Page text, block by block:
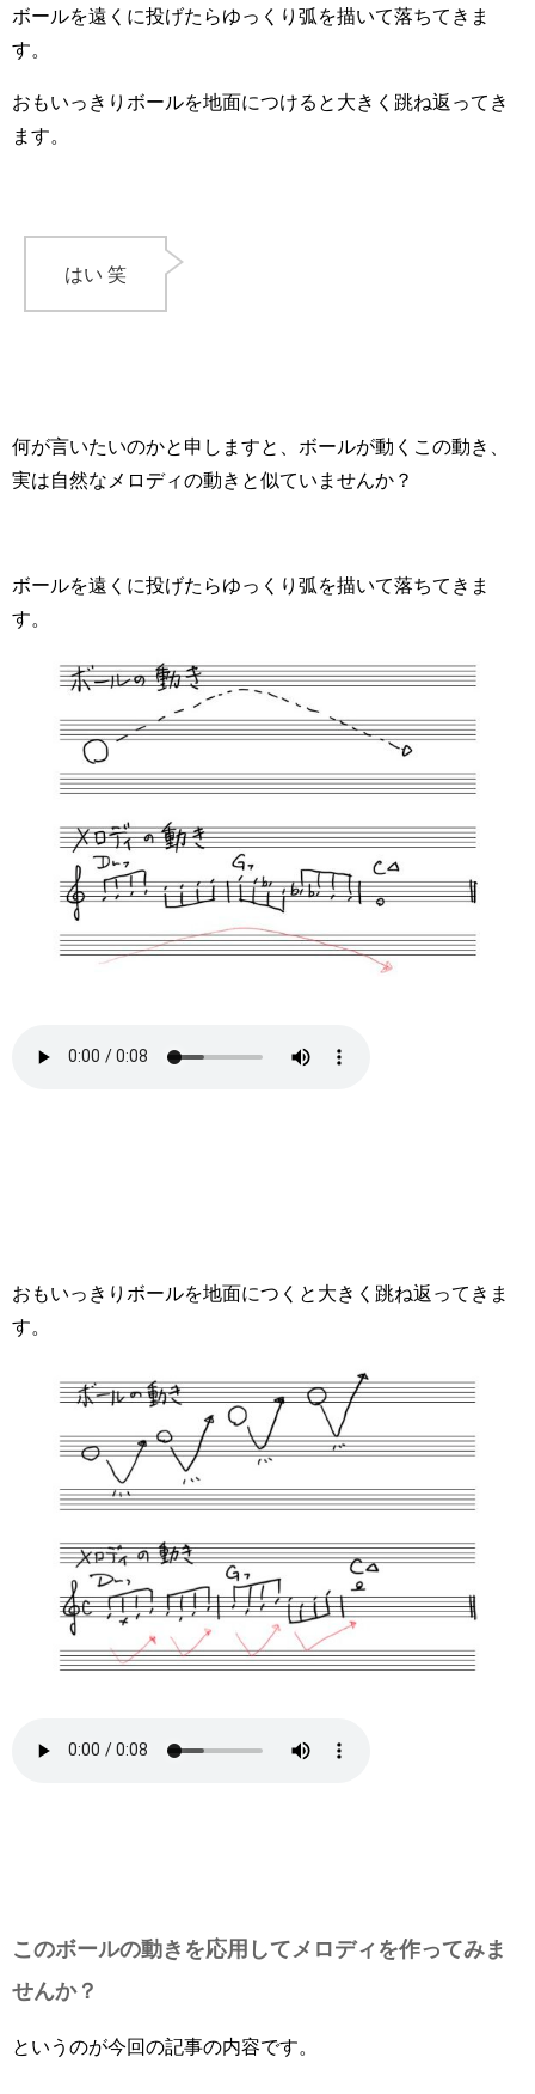
ボールを遠くに投げたらゆっくり弧を描いて落ちてきま
す。
おもいっきりボールを地面につけると大きく跳ね返ってき
ます。
はい 笑
何が言いたいのかと申しますと、ボールが動くこの動き、
実は自然なメロディの動きと似ていませんか？
ボールを遠くに投げたらゆっくり弧を描いて落ちてきま
す。
おもいっきりボールを地面につくと大きく跳ね返ってきま
す。
このボールの動きを応用してメロディを作ってみま
せんか？
というのが今回の記事の内容です。